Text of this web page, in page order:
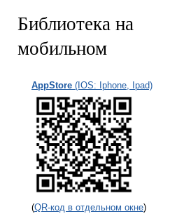
Библиотека на
мобильном
AppStore (IOS: Iphone, Ipad)
(QR-код в отдельном окне)